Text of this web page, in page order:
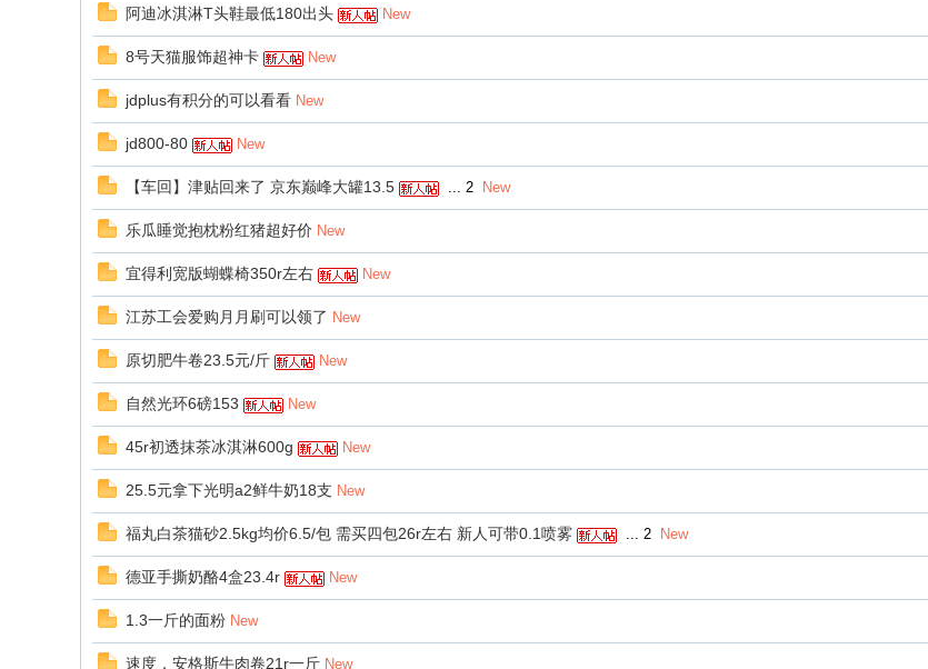
阿迪冰淇淋T头鞋最低180出头 New
8号天猫服饰超神卡 New
jdplus有积分的可以看看 New
jd800-80 New
【车回】津贴回来了 京东巅峰大罐13.5 ... 2 New
乐瓜睡觉抱枕粉红猪超好价 New
宜得利宽版蝴蝶椅350r左右 New
江苏工会爱购月月刷可以领了 New
原切肥牛卷23.5元/斤 New
自然光环6磅153 New
45r初透抹茶冰淇淋600g New
25.5元拿下光明a2鲜牛奶18支 New
福丸白茶猫砂2.5kg均价6.5/包 需买四包26r左右 新人可带0.1喷雾 ... 2 New
德亚手撕奶酪4盒23.4r New
1.3一斤的面粉 New
速度，安格斯牛肉卷21r一斤 New